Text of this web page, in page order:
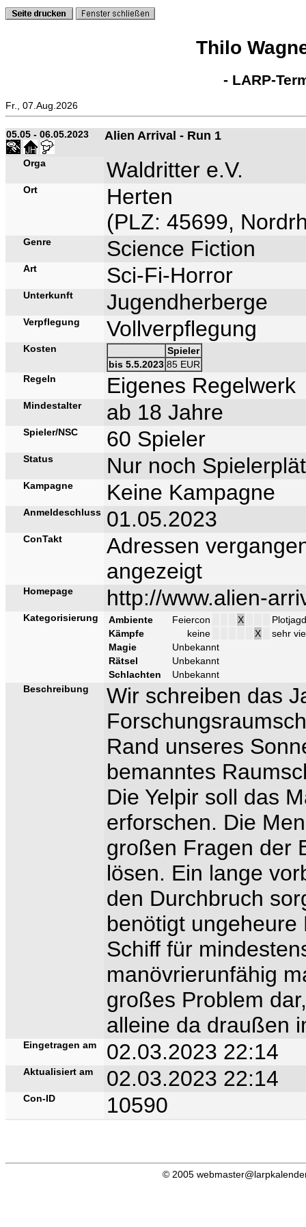
Thilo
- LARP-
Fr., 07.Aug.2026
05.05 - 06.05.2023 Alien Arrival - Run 1
Orga Waldritter e.V.
Ort
Herten
(PLZ: 45699,
Genre Science Fiction
Art Sci-Fi-Horror
Unterkunft Jugendherberge
Verpflegung Vollverpflegung
Kosten
Spieler
bis 5.5.2023 85 EUR
Regeln
Eigenes Regelwerk
Mindestalter ab 18 Jahre
Spieler/NSC 60 Spieler
Status Nur noch
Kampagne Keine Kampagne
Anmeldeschluss 01.05.2023
ConTakt
Adressen
angezeigt
Homepage http://www.alien-
Kategorisierung Ambiente Feiercon X
Plotjagd
Kämpfe
keine X
sehr
Magie
Unbekannt
Rätsel
Unbekannt
Schlachten
Unbekannt
Beschreibung
Wir schreiben das
Rand unseres
bemanntes
Die Yelpir soll das
erforschen. Die
großen Fragen der
lösen. Ein lange
den Durchbruch
benötigt
Schiff für
manövrierunfähig
großes Problem
alleine da draußen
Eingetragen am 02.03.2023 22:14
Aktualisiert am 02.03.2023 22:14
Con-ID 10590
© 2005